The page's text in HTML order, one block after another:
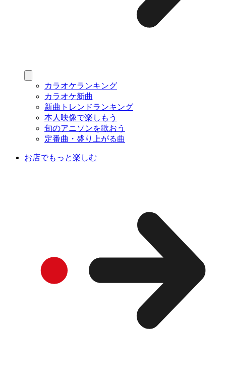
カラオケランキング
カラオケ新曲
新曲トレンドランキング
本人映像で楽しもう
旬のアニソンを歌おう
定番曲・盛り上がる曲
お店でもっと楽しむ